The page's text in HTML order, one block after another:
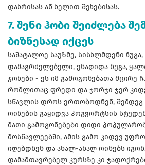
დახრისას ან ხელით შეხებისას.
7. შენი ჰობი შეიძლება
ბიზნესად იქცეს
საშატალოე საუზმე, სისხლმდენი ნუგა,
დამაგრძელებელი, ენადიდა ნუგა,
ჯოხები - ეს იმ გამოგონებათა მცირე
რომლითაც ფრედი და ჯორჯი ჯერ
სწავლის დროს ერთობოდნენ, შემდეგ
ოინების გაყიდვა ჰოგვორტსის
მათი გამოგონებები დიდი
მოსწავლეებში, ამის გამო კიდევ
იღებდნენ და ახალ-ახალ ოინებს
დამამთავრებელ კურსზე კი